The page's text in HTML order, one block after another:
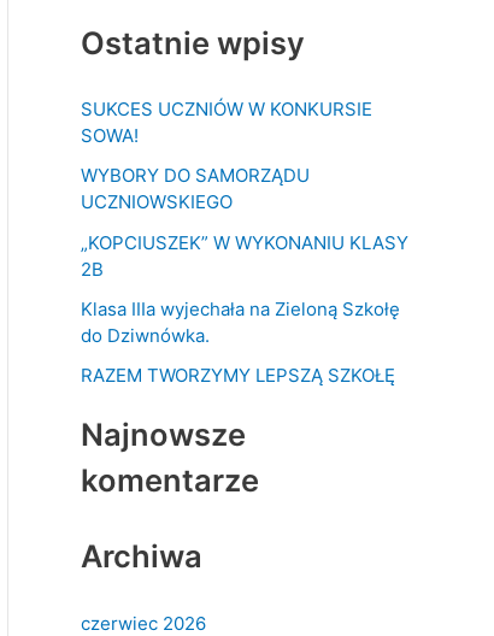
u
a
d
a
:
Ostatnie wpisy
SUKCES UCZNIÓW W KONKURSIE
SOWA!
WYBORY DO SAMORZĄDU
UCZNIOWSKIEGO
„KOPCIUSZEK” W WYKONANIU KLASY
2B
Klasa IIIa wyjechała na Zieloną Szkołę
do Dziwnówka.
RAZEM TWORZYMY LEPSZĄ SZKOŁĘ
Najnowsze
komentarze
Archiwa
czerwiec 2026